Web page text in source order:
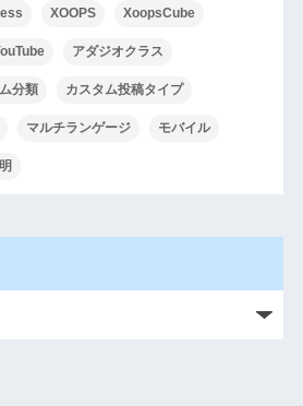
XOOPS XoopsCube
アダジオクラス
分類 カスタム投稿タイプ
マルチランゲージ モバイル